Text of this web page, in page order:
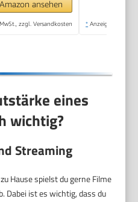
Bild im
ansehen
zzgl. Versandkosten * Anzeige
eines
wichtig?
Streaming
Hause spielst du gerne Filme
Dabei ist es wichtig, dass du